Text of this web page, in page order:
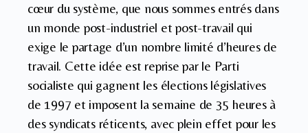
cœur du système, que nous sommes entrés dans
un monde post-industriel et post-travail qui
exige le partage d’un nombre limité d’heures de
travail. Cette idée est reprise par le Parti
socialiste qui gagnent les élections législatives
de 1997 et imposent la semaine de 35 heures à
des syndicats réticents, avec plein effet pour les